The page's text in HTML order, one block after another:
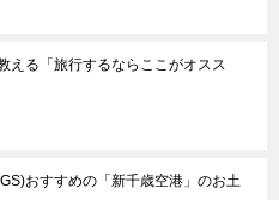
える「旅行するならここがオスス
おすすめの「新千歳空港」のお土